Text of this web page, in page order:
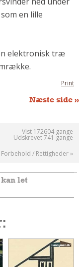
en lille
elektronisk træ
Næste side »
Print
Vist 172604 gange
Udskrevet 741 gange
Forbehold / Rettigheder »
let